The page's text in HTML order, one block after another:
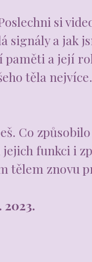
si
signály a jak
paměti a její
těla
Co
funkci i
tělem znovu
2023.